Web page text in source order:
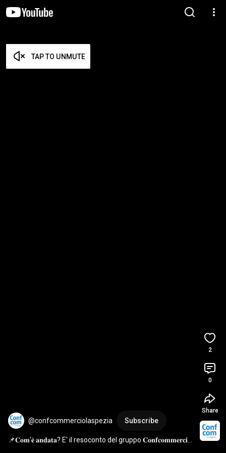
TAP TO UNMUTE
@confcommerciolaspezia Subscribe
📌𝐂𝐨𝐦'𝐞̀ 𝐚𝐧𝐝𝐚𝐭𝐚? E' il resoconto del gruppo 𝐂𝐨𝐧𝐟𝐜𝐨𝐦𝐦𝐞𝐫𝐜𝐢𝐨
2
0
Share